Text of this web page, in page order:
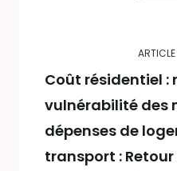
ARTICLE
Coût résidentiel :
vulnérabilité des
dépenses de
transport : Retour